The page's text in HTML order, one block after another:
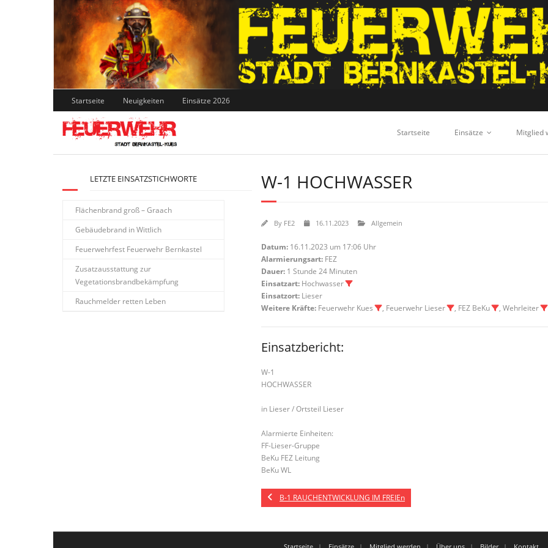
Skip
to
content
Startseite Neuigkeiten Einsätze 2026
Startseite Einsätze Mitglied
W-1 HOCHWASSER
By FE2 16.11.2023 Allgemein
Datum: 16.11.2023 um 17:06 Uhr
Alarmierungsart: FEZ
Dauer: 1 Stunde 24 Minuten
Einsatzart: Hochwasser
Einsatzort: Lieser
Weitere Kräfte: Feuerwehr Kues , Feuerwehr Lieser , FEZ BeKu , Wehrleiter
Einsatzbericht:
W-1
HOCHWASSER
in Lieser / Ortsteil Lieser
Alarmierte Einheiten:
FF-Lieser-Gruppe
BeKu FEZ Leitung
BeKu WL
B-1 RAUCHENTWICKLUNG IM FREIEn
LETZTE EINSATZSTICHWORTE
Flächenbrand groß – Graach
Gebäudebrand in Wittlich
Feuerwehrfest Feuerwehr Bernkastel
Zusatzausstattung zur
Vegetationsbrandbekämpfung
Rauchmelder retten Leben